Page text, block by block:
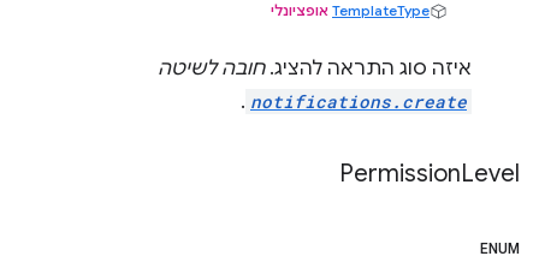
TemplateType אופציונלי
איזה סוג התראה להציג.חובה לשיטה
notifications.create
.
PermissionLevel
ENUM